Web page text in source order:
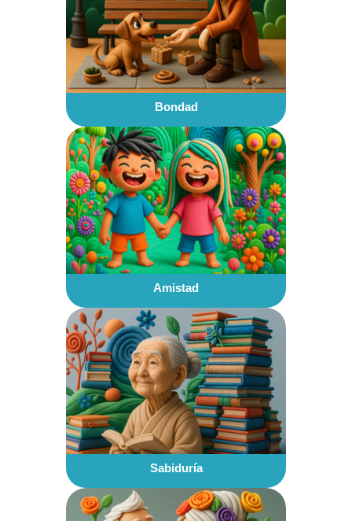
Bondad
Amistad
Sabiduría